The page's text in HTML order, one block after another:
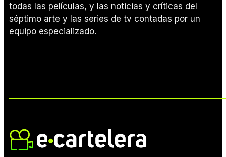
todas las películas, y las noticias y críticas del
séptimo arte y las series de tv contadas por un
equipo especializado.